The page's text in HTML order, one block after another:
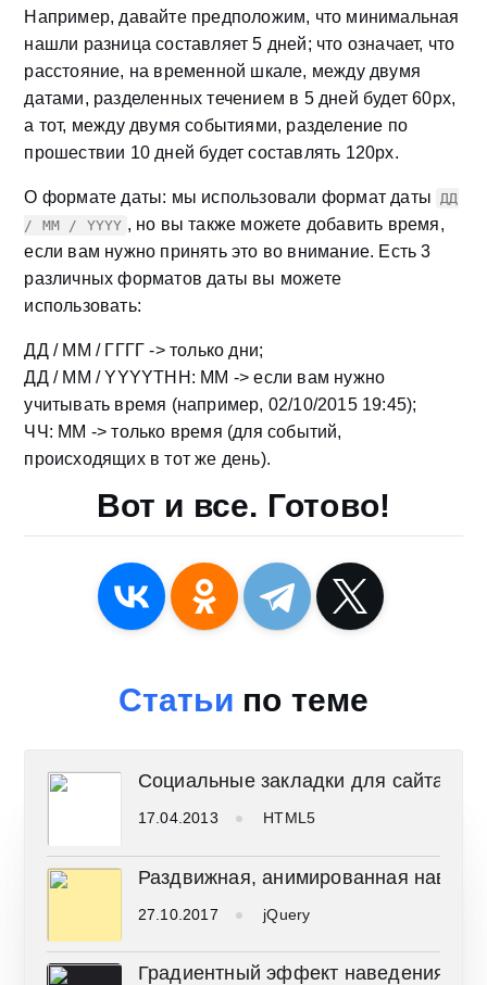
Например, давайте предположим, что минимальная
нашли разница составляет 5 дней; что означает, что
расстояние, на временной шкале, между двумя
датами, разделенных течением в 5 дней будет 60px,
а тот, между двумя событиями, разделение по
прошествии 10 дней будет составлять 120px.
О формате даты: мы использовали формат даты
ДД
/ ММ / YYYY , но вы также можете добавить время,
если вам нужно принять это во внимание. Есть 3
различных форматов даты вы можете
использовать:
ДД / ММ / ГГГГ -> только дни;
ДД / ММ / YYYYTHH: ММ -> если вам нужно
учитывать время (например, 02/10/2015 19:45);
ЧЧ: ММ -> только время (для событий,
происходящих в тот же день).
Вот и все. Готово!
Статьи по теме
Социальные закладки для сайта на
17.04.2013 HTML5
Раздвижная, анимированная
27.10.2017 jQuery
Градиентный эффект наведения